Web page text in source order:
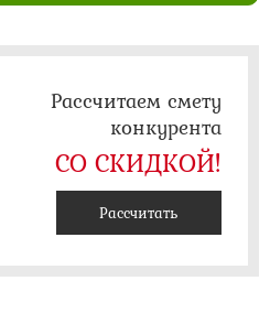
Рассчитаем смету
конкурента
СО СКИДКОЙ!
Рассчитать